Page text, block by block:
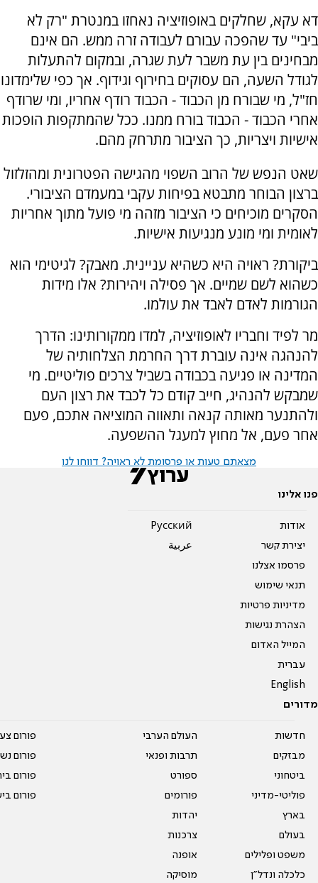
דא עקא, שחלקים באופוזיציה נאחזו במנטרת "רק לא
ביבי" עד שהפכה עבורם לעבודה זרה ממש. הם אינם
מבחינים בין עת משבר לעת שגרה, ובמקום להתעלות
לגודל השעה, הם עסוקים בחירוף וגידוף. אך כפי שלימדונו
חז"ל, מי שבורח מן הכבוד - הכבוד רודף אחריו, ומי שרודף
אחרי הכבוד - הכבוד בורח ממנו. ככל שהמתקפות הופכות
אישיות ויצריות, כך הציבור מתרחק מהם.
שאט הנפש של הרוב השפוי מהגישה הפטרונית ומהזלזול
ברצון הבוחר מתבטא בפיחות עקבי במעמדם הציבורי.
הסקרים מוכיחים כי הציבור מזהה מי פועל מתוך אחריות
לאומית ומי מונע מנגיעות אישיות.
ביקורת? ראויה היא כשהיא עניינית. מאבק? לגיטימי הוא
כשהוא לשם שמיים. אך פסילה ויהירות? אלו מידות
הגורמות לאדם לאבד את עולמו.
מר לפיד וחבריו לאופוזיציה, למדו ממקורותינו: הדרך
להנהגה אינה עוברת דרך החרמת הצלחותיה של
המדינה או פגיעה בכבודה בשביל צרכים פוליטיים. מי
שמבקש להנהיג, חייב קודם כל לכבד את רצון העם
ולהתנער מאותה קנאה ותאווה המוציאה אתכם, פעם
אחר פעם, אל מחוץ למעגל ההשפעה.
מצאתם טעות או פרסומת לא ראויה? דווחו לנו
פנו אלינו
אודות
יצירת קשר
פרסמו אצלנו
תנאי שימוש
מדיניות פרטיות
הצהרת נגישות
המייל האדום
עברית
English
Pусский
عربية
מדורים
חדשות
מבזקים
ביטחוני
פוליטי-מדיני
בארץ
בעולם
משפט ופלילים
כלכלה ונדל"ן
העולם הערבי
תרבות ופנאי
ספורט
פורומים
יהדות
צרכנות
אופנה
מוסיקה
פורום
פורום
פורום
פורום